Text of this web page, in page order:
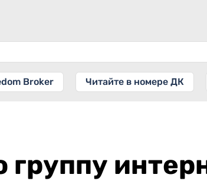
Broker Читайте в номере ДК